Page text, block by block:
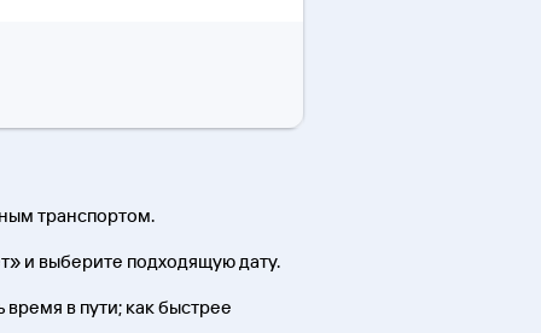
транспортом.
и выберите подходящую дату.
в пути; как быстрее